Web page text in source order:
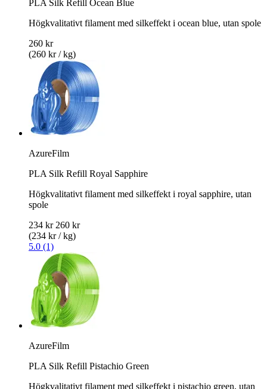
PLA Silk Refill Ocean Blue
Högkvalitativt filament med silkeffekt i ocean blue, utan spole
260 kr
(260 kr / kg)
AzureFilm
PLA Silk Refill Royal Sapphire
Högkvalitativt filament med silkeffekt i royal sapphire, utan
spole
234 kr 260 kr
(234 kr / kg)
5.0 (1)
AzureFilm
PLA Silk Refill Pistachio Green
Högkvalitativt filament med silkeffekt i pistachio green, utan